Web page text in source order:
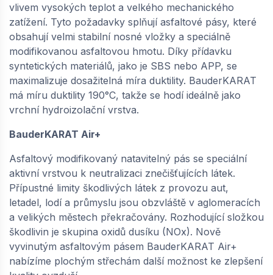
vlivem vysokých teplot a velkého mechanického
zatížení. Tyto požadavky splňují asfaltové pásy, které
obsahují velmi stabilní nosné vložky a speciálně
modifikovanou asfaltovou hmotu. Díky přídavku
syntetických materiálů, jako je SBS nebo APP, se
maximalizuje dosažitelná míra duktility. BauderKARAT
má míru duktility 190°C, takže se hodí ideálně jako
vrchní hydroizolační vrstva.
BauderKARAT Air+
Asfaltový modifikovaný natavitelný pás se speciální
aktivní vrstvou k neutralizaci znečišťujících látek.
Přípustné limity škodlivých látek z provozu aut,
letadel, lodí a průmyslu jsou obzvláště v aglomeracích
a velikých městech překračovány. Rozhodující složkou
škodlivin je skupina oxidů dusíku (NOx). Nově
vyvinutým asfaltovým pásem BauderKARAT Air+
nabízíme plochým střechám další možnost ke zlepšení